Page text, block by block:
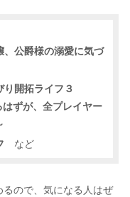
、公爵様の溺愛に気づ
り開拓ライフ３
ずが、全プレイヤー
など
ので、気になる人はぜ